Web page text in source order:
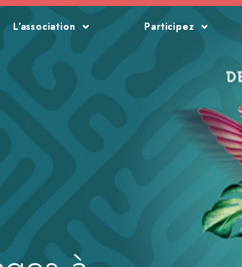
L’association Participez
L’association Participez